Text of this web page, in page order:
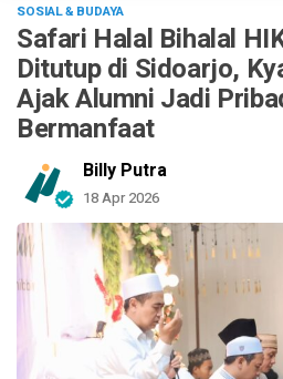
SOSIAL & BUDAYA
Safari Halal Bihalal
Ditutup di Sidoarjo,
Ajak Alumni Jadi
Bermanfaat
Billy Putra
18 Apr 2026